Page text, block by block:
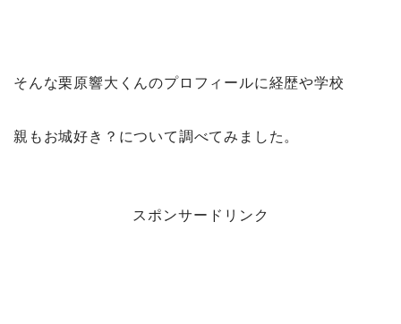
そんな栗原響大くんのプロフィールに経歴や学校
親もお城好き？について調べてみました。
スポンサードリンク